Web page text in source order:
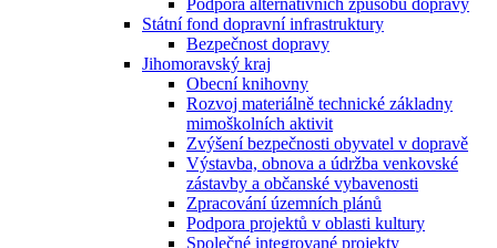
Podpora alternativních způsobů dopravy
Státní fond dopravní infrastruktury
Bezpečnost dopravy
Jihomoravský kraj
Obecní knihovny
Rozvoj materiálně technické základny
mimoškolních aktivit
Zvýšení bezpečnosti obyvatel v dopravě
Výstavba, obnova a údržba venkovské
zástavby a občanské vybavenosti
Zpracování územních plánů
Podpora projektů v oblasti kultury
Společné integrované projekty